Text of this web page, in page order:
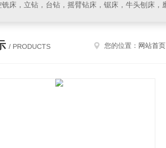
/ PRODUCTS 您的位置： 网站首页